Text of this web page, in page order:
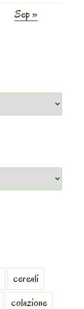
Sep »
cereali
colazione